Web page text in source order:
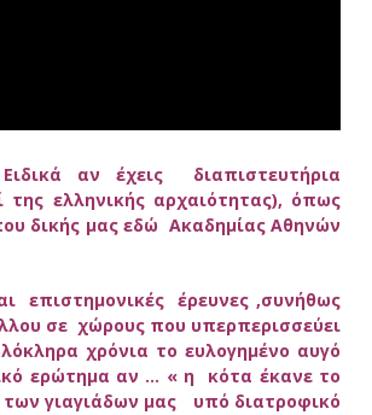
αν έχεις διαπιστευτήρια
ελληνικής αρχαιότητας), όπως
δικής μας εδώ Ακαδημίας Αθηνών
επιστημονικές έρευνες ,συνήθως
σε χώρους που υπερπερισσεύει
χρόνια το ευλογημένο αυγό
ερώτημα αν … « η κότα έκανε το
γιαγιάδων μας υπό διατροφικό